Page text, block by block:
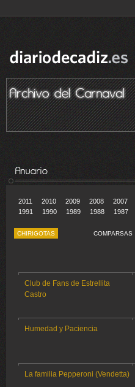
2011 2010 2009 2008 2007
1991
1990 1989 1988 1987
CHIRIGOTAS COMPARSAS
Club de Fans de Estrellita
Castro
Humedad y Paciencia
La familia Pepperoni (Vendetta)